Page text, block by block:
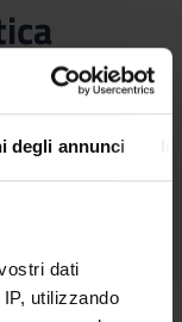
degli annunci
dati
utilizzando